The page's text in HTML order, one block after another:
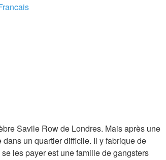
Savile Row de Londres. Mais après une
un quartier difficile. Il y fabrique de
les payer est une famille de gangsters